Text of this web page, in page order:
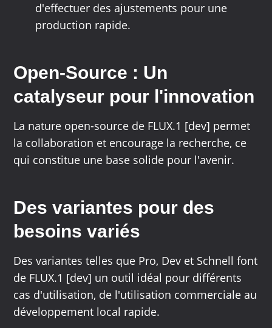
d'effectuer des ajustements pour une
production rapide.
Open-Source : Un
catalyseur pour l'innovation
La nature open-source de FLUX.1 [dev] permet
la collaboration et encourage la recherche, ce
qui constitue une base solide pour l'avenir.
Des variantes pour des
besoins variés
Des variantes telles que Pro, Dev et Schnell font
de FLUX.1 [dev] un outil idéal pour différents
cas d'utilisation, de l'utilisation commerciale au
développement local rapide.